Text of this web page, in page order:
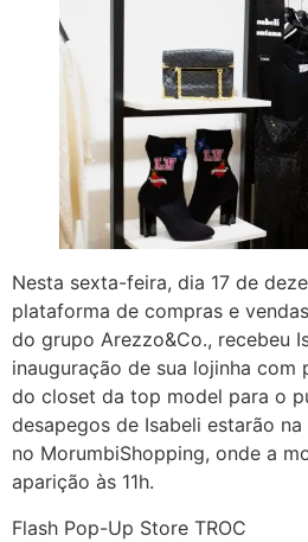
Nesta sexta-feira, dia 17 de
plataforma de compras e
do grupo Arezzo&Co., recebeu
inauguração de sua lojinha com
do closet da top model para o
desapegos de Isabeli estarão
no MorumbiShopping, onde a
aparição às 11h.
Flash Pop-Up Store TROC